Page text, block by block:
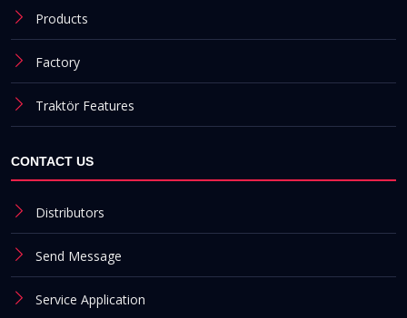
Products
Factory
Traktör Features
CONTACT US
Distributors
Send Message
Service Application